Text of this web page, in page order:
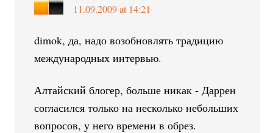
11.09.2009 at 14:21
dimok, да, надо возобновлять традицию
международных интервью.
Алтайский блогер, больше никак - Даррен
согласился только на несколько небольших
вопросов, у него времени в обрез.